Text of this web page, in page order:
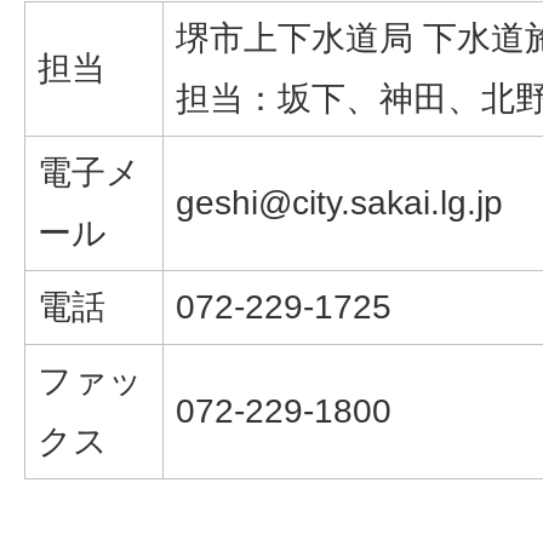
担当
堺市上下水道局 下水道
担当：坂下、神田、北
電子メ
ール
geshi@city.sakai.lg.jp
電話
072-229-1725
ファッ
クス
072-229-1800